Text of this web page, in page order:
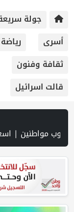
جولة
أسرى
رياضة
ثقافة وفنون
قالت اسرائيل
العملات |